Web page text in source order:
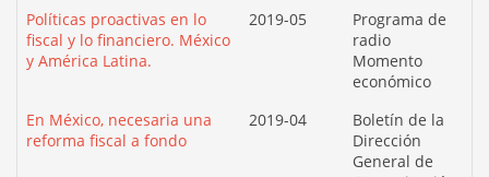
Políticas proactivas en lo
fiscal y lo financiero. México
y América Latina.
2019-05
Programa de
radio
Momento
económico
En México, necesaria una
reforma fiscal a fondo
2019-04
Boletín de la
Dirección
General de